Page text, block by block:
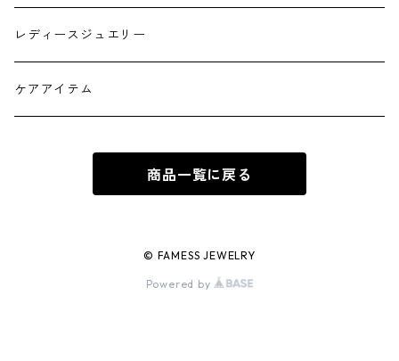
ゴールド フープタイプ
シルバー フープタイプ
シルバー スタッドピアス
レディースジュエリー
ケアアイテム
商品一覧に戻る
© FAMESS JEWELRY
Powered by